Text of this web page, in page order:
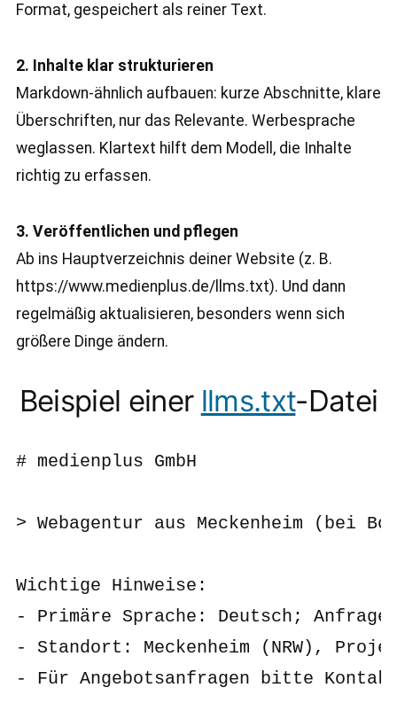
Format, gespeichert als reiner Text.
2. Inhalte klar strukturieren
Markdown-ähnlich aufbauen: kurze Abschnitte, klare
Überschriften, nur das Relevante. Werbesprache
weglassen. Klartext hilft dem Modell, die Inhalte
richtig zu erfassen.
3. Veröffentlichen und pflegen
Ab ins Hauptverzeichnis deiner Website (z. B.
https://www.medienplus.de/llms.txt). Und dann
regelmäßig aktualisieren, besonders wenn sich
größere Dinge ändern.
Beispiel einer llms.txt-Datei
# medienplus GmbH
> Webagentur aus Meckenheim
Wichtige Hinweise:
- Primäre Sprache: Deutsch;
- Standort: Meckenheim (NRW),
- Für Angebotsanfragen bitte